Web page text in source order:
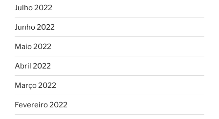
Julho 2022
Junho 2022
Maio 2022
Abril 2022
Março 2022
Fevereiro 2022